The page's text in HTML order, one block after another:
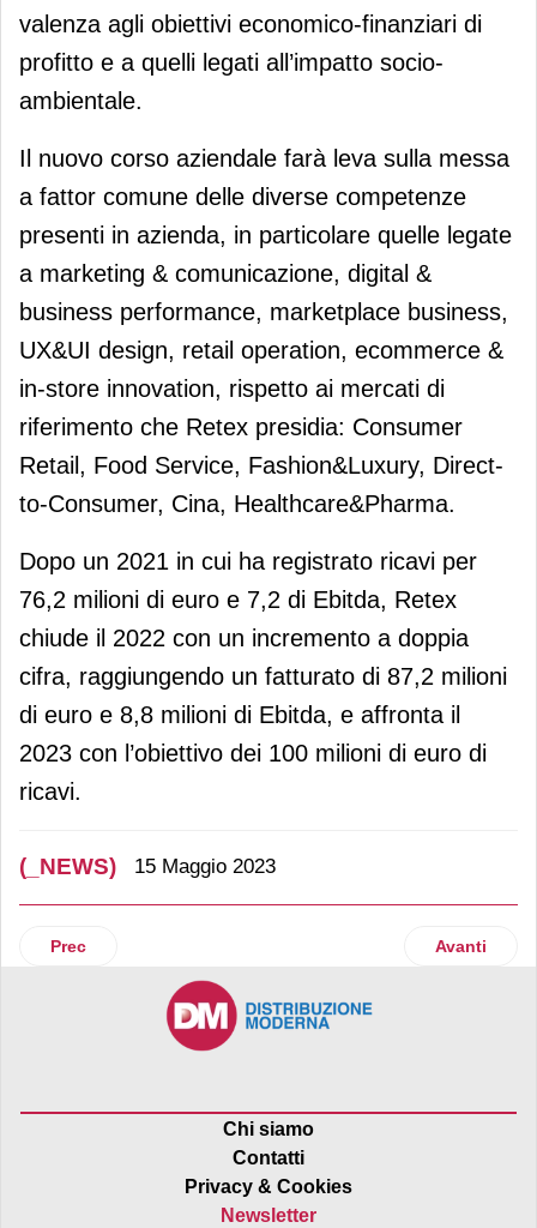
valenza agli obiettivi economico-finanziari di
profitto e a quelli legati all’impatto socio-
ambientale.
Il nuovo corso aziendale farà leva sulla messa
a fattor comune delle diverse competenze
presenti in azienda, in particolare quelle legate
a marketing & comunicazione, digital &
business performance, marketplace business,
UX&UI design, retail operation, ecommerce &
in-store innovation, rispetto ai mercati di
riferimento che Retex presidia: Consumer
Retail, Food Service, Fashion&Luxury, Direct-
to-Consumer, Cina, Healthcare&Pharma.
Dopo un 2021 in cui ha registrato ricavi per
76,2 milioni di euro e 7,2 di Ebitda, Retex
chiude il 2022 con un incremento a doppia
cifra, raggiungendo un fatturato di 87,2 milioni
di euro e 8,8 milioni di Ebitda, e affronta il
2023 con l’obiettivo dei 100 milioni di euro di
ricavi.
(_NEWS) 15 Maggio 2023
Articolo precedente: Percassi e Kasanova stringono un
Prec Articolo
Avanti
Chi siamo
Contatti
Privacy & Cookies
Newsletter